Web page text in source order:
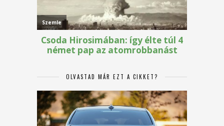
OLVASTAD MÁR EZT A CIKKET?